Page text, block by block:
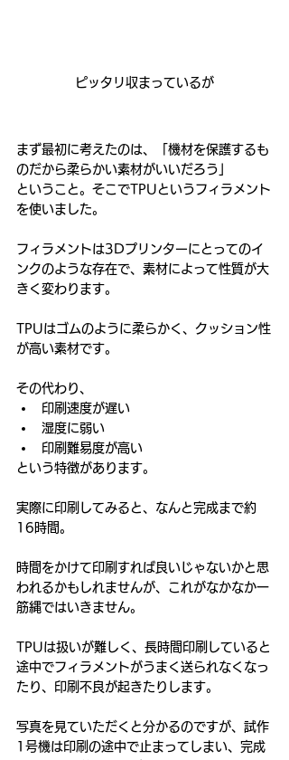
ピッタリ収まっているが
まず最初に考えたのは、「機材を保護するも
のだから柔らかい素材がいいだろう」
ということ。そこでTPUというフィラメント
を使いました。
フィラメントは3Dプリンターにとってのイ
ンクのような存在で、素材によって性質が大
きく変わります。
TPUはゴムのように柔らかく、クッション性
が高い素材です。
その代わり、
印刷速度が遅い
湿度に弱い
印刷難易度が高い
という特徴があります。
実際に印刷してみると、なんと完成まで約
16時間。
時間をかけて印刷すれば良いじゃないかと思
われるかもしれませんが、これがなかなか一
筋縄ではいきません。
TPUは扱いが難しく、長時間印刷していると
途中でフィラメントがうまく送られなくなっ
たり、印刷不良が起きたりします。
写真を見ていただくと分かるのですが、試作
1号機は印刷の途中で止まってしまい、完成